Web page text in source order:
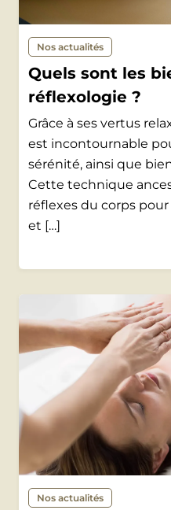
Nos actualités
Quels sont les
réflexologie ?
Grâce à ses vertus
est incontournable
sérénité, ainsi que
Cette technique
réflexes du corps
et […]
Nos actualités